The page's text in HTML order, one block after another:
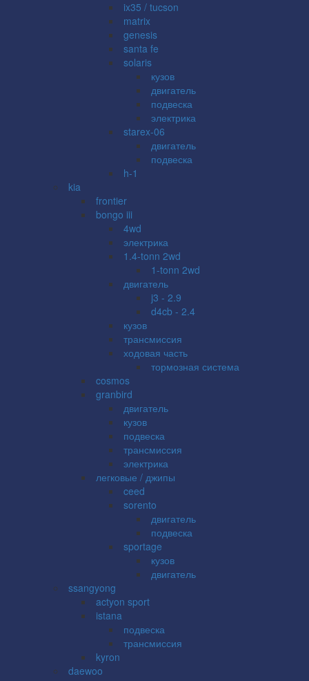
ix35 / tucson
matrix
genesis
santa fe
solaris
кузов
двигатель
подвеска
электрика
starex-06
двигатель
подвеска
h-1
kia
frontier
bongo iii
4wd
электрика
1.4-tonn 2wd
1-tonn 2wd
двигатель
j3 - 2.9
d4cb - 2.4
кузов
трансмиссия
ходовая часть
тормозная система
cosmos
granbird
двигатель
кузов
подвеска
трансмиссия
электрика
легковые / джипы
ceed
sorento
двигатель
подвеска
sportage
кузов
двигатель
ssangyong
actyon sport
istana
подвеска
трансмиссия
kyron
daewoo